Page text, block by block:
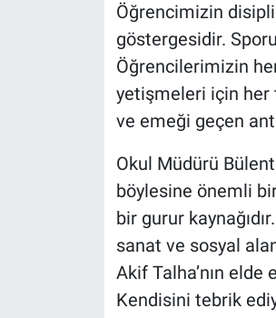
Öğrencimizin
göstergesidir.
Öğrencilerimizin
yetişmeleri için her
ve emeği geçen
Okul Müdürü
böylesine önemli
bir gurur
sanat ve sosyal
Akif Talha’nın
Kendisini tebrik